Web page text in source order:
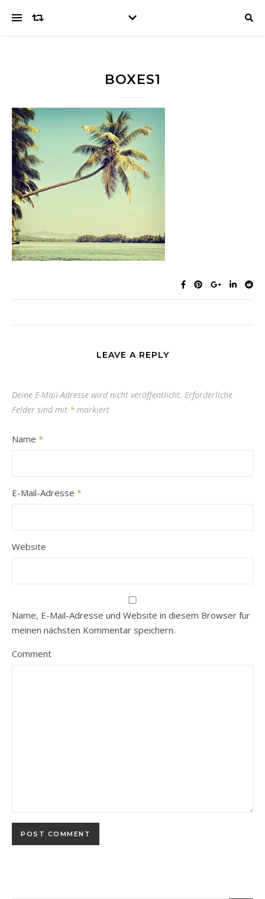
BOXES1
LEAVE A REPLY
Deine E-Mail-Adresse wird nicht veröffentlicht. Erforderliche
Felder sind mit * markiert
Name *
E-Mail-Adresse *
Website
Name, E-Mail-Adresse und Website in diesem Browser für
meinen nächsten Kommentar speichern.
Comment